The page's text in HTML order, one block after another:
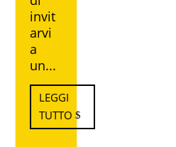
invit
arvi
a
un...
LEGGI
TUTTO